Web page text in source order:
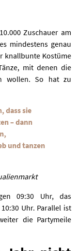
Zuschauer am
mindestens genau
knallbunte Kostüme
mit denen die
wollen. So hat zu
dass sie
– dann
und tanzen
09:30 Uhr, das
Uhr. Parallel ist
die Partymeile